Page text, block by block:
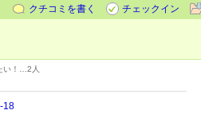
クチコミを書く
チェックイン
い！… 2人
18